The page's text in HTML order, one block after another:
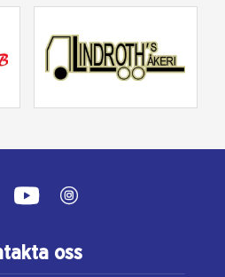
oss